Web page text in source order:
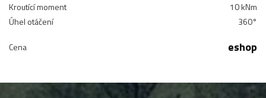
Kroutící moment
10 kNm
Úhel otáčení
360°
Cena eshop